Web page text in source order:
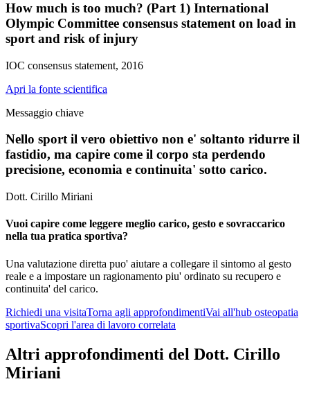
How much is too much? (Part 1) International
Olympic Committee consensus statement on load in
sport and risk of injury
IOC consensus statement, 2016
Apri la fonte scientifica
Messaggio chiave
Nello sport il vero obiettivo non e' soltanto ridurre il
fastidio, ma capire come il corpo sta perdendo
precisione, economia e continuita' sotto carico.
Dott. Cirillo Miriani
Vuoi capire come leggere meglio carico, gesto e sovraccarico
nella tua pratica sportiva?
Una valutazione diretta puo' aiutare a collegare il sintomo al gesto
reale e a impostare un ragionamento piu' ordinato su recupero e
continuita' del carico.
Richiedi una visitaTorna agli approfondimentiVai all'hub osteopatia
sportivaScopri l'area di lavoro correlata
Altri approfondimenti del Dott. Cirillo
Miriani